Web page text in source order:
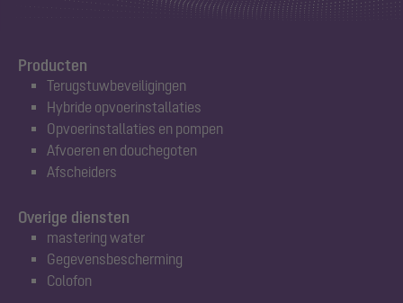
Producten
Terugstuwbeveiligingen
Hybride opvoerinstallaties
Opvoerinstallaties en pompen
Afvoeren en douchegoten
Afscheiders
Overige diensten
mastering water
Gegevensbescherming
Colofon